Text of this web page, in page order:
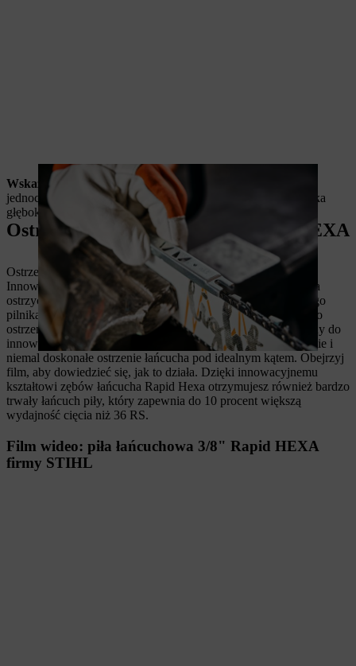
Wskazówka produktowa : prowadnik 2-w-1
jednoczesne ostrzenie zębów łańcucha i piłowanie ogranicznika
głębokości do właściwej wysokości.
Ostrzenie piły łańcuchowej STIHL HEXA
Ostrzenie piły łańcuchowej jeszcze nigdy nie było tak proste:
Innowacyjną piłę łańcuchową STIHL 3/8" Rapid Hexa można
ostrzyć za pomocą specjalnie zaprojektowanego sześciokątnego
pilnika Hexa – bez dodatkowych elementów pomocniczych do
ostrzenia. Nowoczesny pilnik 6-kątny jest idealnie dopasowany do
innowacyjnego kształtu zęba tnącego Hexa i umożliwia szybkie i
niemal doskonałe ostrzenie łańcucha pod idealnym kątem. Obejrzyj
film, aby dowiedzieć się, jak to działa. Dzięki innowacyjnemu
kształtowi zębów łańcucha Rapid Hexa otrzymujesz również bardzo
trwały łańcuch piły, który zapewnia do 10 procent większą
wydajność cięcia niż 36 RS.
Film wideo: piła łańcuchowa 3/8" Rapid HEXA
firmy STIHL